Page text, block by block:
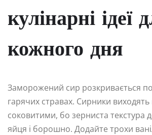
кулінарні ідеї
кожного дня
Заморожений сир розкривається
гарячих стравах. Сирники
соковитими, бо зерниста текстура
яйця і борошно. Додайте трохи